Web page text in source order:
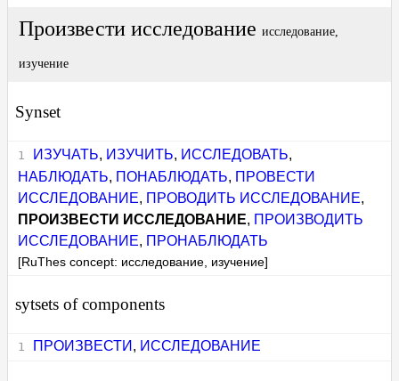
Произвести исследование исследование,
изучение
Synset
ИЗУЧАТЬ, ИЗУЧИТЬ, ИССЛЕДОВАТЬ,
НАБЛЮДАТЬ, ПОНАБЛЮДАТЬ, ПРОВЕСТИ
ИССЛЕДОВАНИЕ, ПРОВОДИТЬ ИССЛЕДОВАНИЕ,
ПРОИЗВЕСТИ ИССЛЕДОВАНИЕ, ПРОИЗВОДИТЬ
ИССЛЕДОВАНИЕ, ПРОНАБЛЮДАТЬ
[RuThes concept: исследование, изучение]
sytsets of components
ПРОИЗВЕСТИ , ИССЛЕДОВАНИЕ